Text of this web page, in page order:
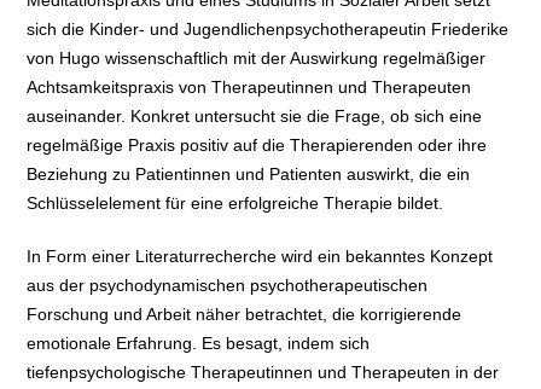
sich die Kinder- und Jugendlichenpsychotherapeutin Friederike
von Hugo wissenschaftlich mit der Auswirkung regelmäßiger
Achtsamkeitspraxis von Therapeutinnen und Therapeuten
auseinander. Konkret untersucht sie die Frage, ob sich eine
regelmäßige Praxis positiv auf die Therapierenden oder ihre
Beziehung zu Patientinnen und Patienten auswirkt, die ein
Schlüsselelement für eine erfolgreiche Therapie bildet.
In Form einer Literaturrecherche wird ein bekanntes Konzept
aus der psychodynamischen psychotherapeutischen
Forschung und Arbeit näher betrachtet, die korrigierende
emotionale Erfahrung. Es besagt, indem sich
tiefenpsychologische Therapeutinnen und Therapeuten in der